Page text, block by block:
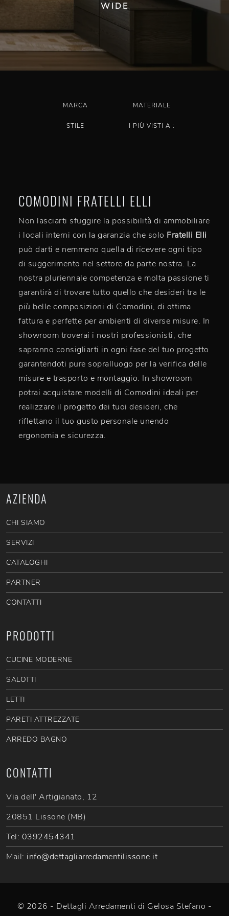
WIDE
MARCA MATERIALE
STILE I PIÙ VISTI A :
COMODINI FRATELLI ELLI
Non lasciarti sfuggire la possibilità di ammobiliare
i locali interni con la garanzia che solo Fratelli Elli
può darti e nemmeno quella di ricevere ogni tipo
di suggerimento nel settore da parte nostra. La
nostra pluriennale competenza e molta passione ti
garantirà di trovare tutto quello che desideri tra le
più belle composizioni di Comodini, di ottima
fattura e perfette per ambienti di diverse misure. In
showroom troverai i nostri professionisti, che
sapranno consigliarti in ogni fase del tuo progetto
garantendoti pure sopralluogo per la verifica delle
misure e trasporto e montaggio. In showroom
potrai acquistare modelli di Comodini ideali per
realizzare il progetto dei tuoi desideri, che
riflettano il tuo gusto personale unendo
ergonomia e sicurezza.
AZIENDA
CHI SIAMO
SERVIZI
CATALOGHI
PARTNER
CONTATTI
PRODOTTI
CUCINE MODERNE
SALOTTI
LETTI
PARETI ATTREZZATE
ARREDO BAGNO
CONTATTI
Via dell' Artigianato, 12
20851 Lissone (MB)
Tel: 0392454341
Mail: info@dettagliarredamentilissone.it
© 2026 - Dettagli Arredamenti di Gelosa Stefano -